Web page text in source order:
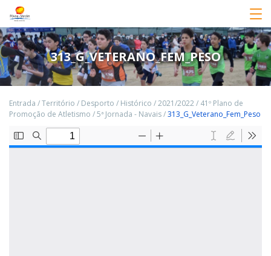
313_G_VETERANO_FEM_PESO
Entrada /Território / Desporto / Histórico /2021/2022/ 41º Plano de
Promoção de Atletismo /5ª Jornada - Navais/313_G_Veterano_Fem_Peso